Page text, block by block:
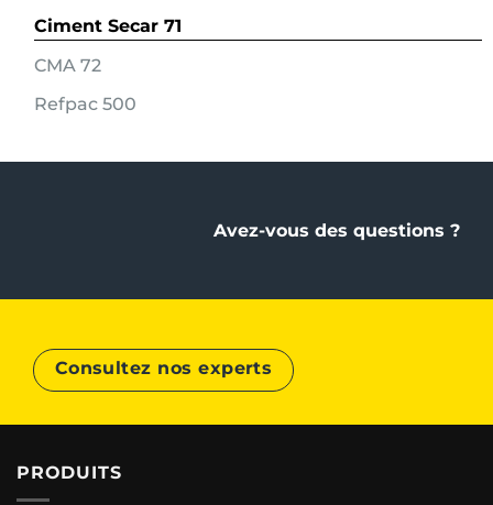
Ciment Secar 71
CMA 72
Refpac 500
Avez-vous des questions ?
Consultez nos experts
PRODUITS